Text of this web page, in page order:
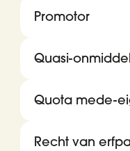
Promotor
Quasi-
Quota mede-
Recht van